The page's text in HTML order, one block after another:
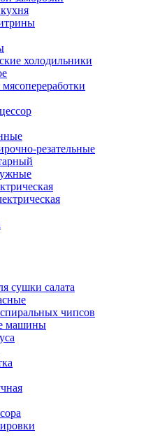
холодильники
резательные
сушки салата
чипсов
машины